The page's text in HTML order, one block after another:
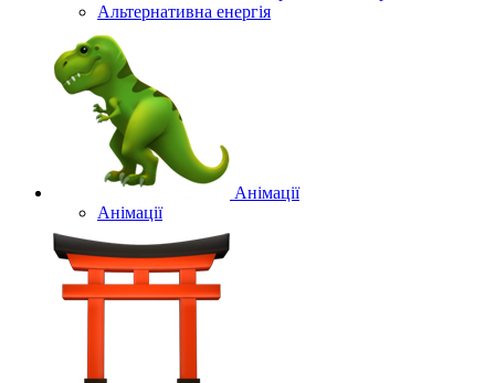
Альтернативна енергія
Анімації
Анімації